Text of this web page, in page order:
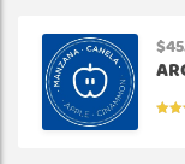
$